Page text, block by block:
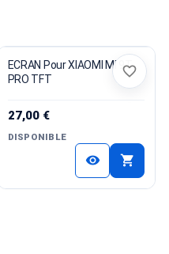
ECRAN Pour XIAOMI MI 9T
PRO TFT
27,00 €
DISPONIBLE
visibility shopping_cart
favorite_border